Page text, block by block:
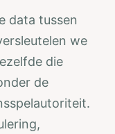
data tussen
we
die
de